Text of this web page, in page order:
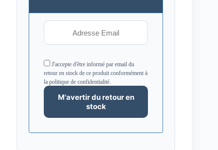
J'accepte d'être informé par email du
retour en stock de ce produit conformément à
la politique de confidentialité.